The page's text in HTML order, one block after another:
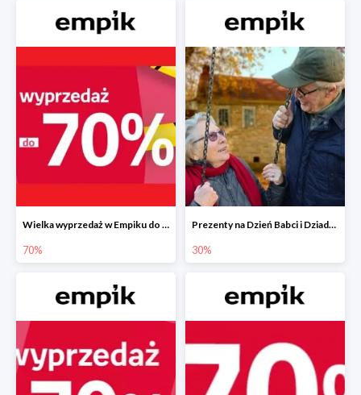
Wielka wyprzedaż w Empiku do -70%
70%
Prezenty na Dzień Babci i Dziadka w Empiku do -30%
30%